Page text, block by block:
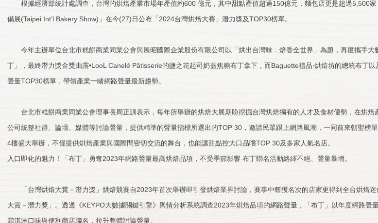
根據經濟部統計處調查，台灣的烘焙產業市場年產值約600 億元，其中甜點產值超過150億元，麵包店更是超過5,500
備展(Taipei Int’l Bakery Show)」在今(27)日公布「2024台灣烘焙大賽」潛力獎及TOP30榜單。
今年主辦單位台北市糕餅商業同業公會與展昭國際企業股份有限公司以「烘出台灣味．焙香全世界」為題，再度攜手
丁」，最終潛力獎金獎由露•LooL Canelé Pâtisserie的鹽之花起司奶蓋焦糖布丁拿下，而Baguette禮品‧烘焙坊的總統布丁
聲量TOP30榜單，帶領產業一睹網路聲量最新趨勢。
台北市糕餅商業同業公會理事長周正訓表示，每年所舉辦的烘焙大展期盼挖掘台灣烘焙獨有的人才及食材優勢，在烘焙
公司統整社群、論壇、媒體等討論聲量，提供精準的聲量指標所選出的TOP 30，邀請民眾跟上網路風潮，一同前來朝聖榜
4樓盛大舉辦，不僅提供烘焙產業與國際間密切交流的舞台，也能讓甜點控大口品嚐TOP 30及多家人氣名店。
入口即化的魅力！「布丁」勇奪2023年網路聲量最高烘焙品項，不受季節影響 布丁聯名活動絡繹不絕、聲量暴增。
「台灣烘焙大賞－潛力獎」烘焙競賽自2023年首次舉辦即引發烘焙業界討論，賽事中斬獲名次的店家更得到全台烘焙
大賞－潛力獎」。透過《KEYPO大數據關鍵引擎》輿情分析系統調查2023年烘焙品項的網路聲量，「布丁」以年度網路
霜淇淋口味與便利商店聯名，拉升整體討論聲量。